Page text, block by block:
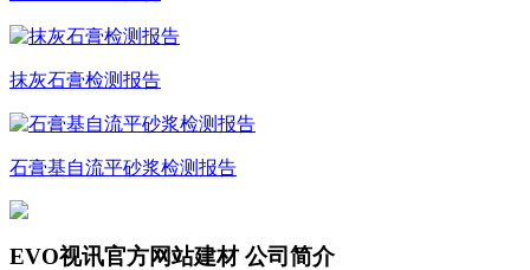
抹灰石膏检测报告
石膏基自流平砂浆检测报告
EVO视讯官方网站建材公司简介